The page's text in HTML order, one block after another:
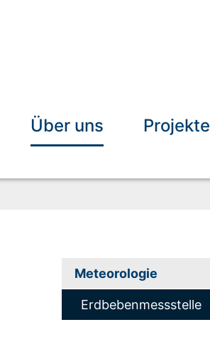
Über uns Projekte
Meteorologie
Erdbebenmessstelle